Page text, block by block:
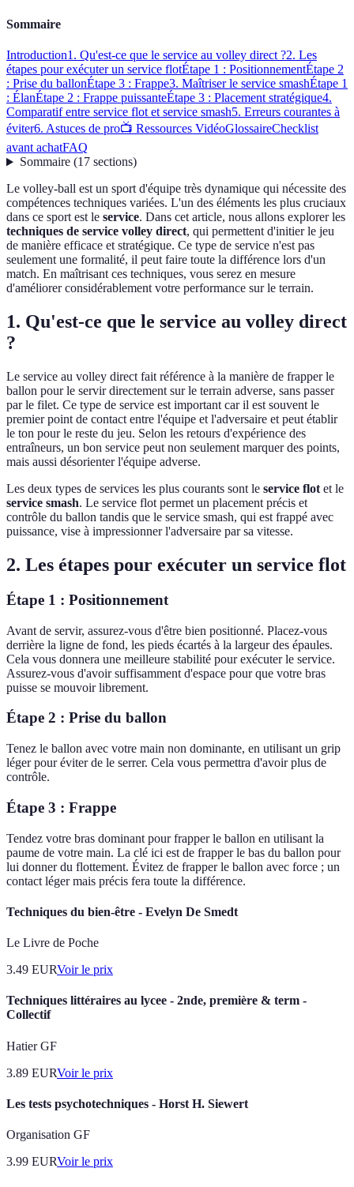
Sommaire
Introduction1. Qu'est-ce que le service au volley direct ?2. Les
étapes pour exécuter un service flotÉtape 1 : PositionnementÉtape 2
: Prise du ballonÉtape 3 : Frappe3. Maîtriser le service smashÉtape 1
: ÉlanÉtape 2 : Frappe puissanteÉtape 3 : Placement stratégique4.
Comparatif entre service flot et service smash5. Erreurs courantes à
éviter6. Astuces de pro📺 Ressources VidéoGlossaireChecklist
avant achatFAQ
Sommaire(17 sections)
Le volley-ball est un sport d'équipe très dynamique qui nécessite des
compétences techniques variées. L'un des éléments les plus cruciaux
dans ce sport est le service. Dans cet article, nous allons explorer les
techniques de service volley direct, qui permettent d'initier le jeu
de manière efficace et stratégique. Ce type de service n'est pas
seulement une formalité, il peut faire toute la différence lors d'un
match. En maîtrisant ces techniques, vous serez en mesure
d'améliorer considérablement votre performance sur le terrain.
1. Qu'est-ce que le service au volley direct
?
Le service au volley direct fait référence à la manière de frapper le
ballon pour le servir directement sur le terrain adverse, sans passer
par le filet. Ce type de service est important car il est souvent le
premier point de contact entre l'équipe et l'adversaire et peut établir
le ton pour le reste du jeu. Selon les retours d'expérience des
entraîneurs, un bon service peut non seulement marquer des points,
mais aussi désorienter l'équipe adverse.
Les deux types de services les plus courants sont le service flot et le
service smash. Le service flot permet un placement précis et
contrôle du ballon tandis que le service smash, qui est frappé avec
puissance, vise à impressionner l'adversaire par sa vitesse.
2. Les étapes pour exécuter un service flot
Étape 1 : Positionnement
Avant de servir, assurez-vous d'être bien positionné. Placez-vous
derrière la ligne de fond, les pieds écartés à la largeur des épaules.
Cela vous donnera une meilleure stabilité pour exécuter le service.
Assurez-vous d'avoir suffisamment d'espace pour que votre bras
puisse se mouvoir librement.
Étape 2 : Prise du ballon
Tenez le ballon avec votre main non dominante, en utilisant un grip
léger pour éviter de le serrer. Cela vous permettra d'avoir plus de
contrôle.
Étape 3 : Frappe
Tendez votre bras dominant pour frapper le ballon en utilisant la
paume de votre main. La clé ici est de frapper le bas du ballon pour
lui donner du flottement. Évitez de frapper le ballon avec force ; un
contact léger mais précis fera toute la différence.
Techniques du bien-être - Evelyn De Smedt
Le Livre de Poche
3.49 EURVoir le prix
Techniques littéraires au lycee - 2nde, première & term -
Collectif
Hatier GF
3.89 EURVoir le prix
Les tests psychotechniques - Horst H. Siewert
Organisation GF
3.99 EURVoir le prix